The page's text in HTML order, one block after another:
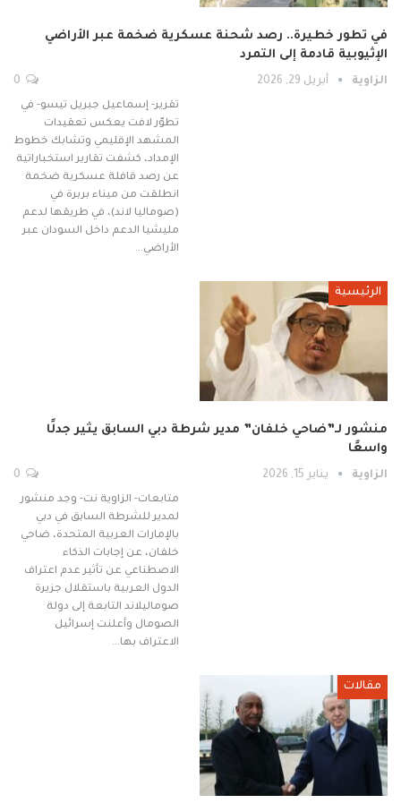
في تطور خطيرة.. رصد شحنة عسكرية ضخمة عبر الأراضي
الإثيوبية قادمة إلى التمرد
الزاوية أبريل 29, 2026
تقرير- إسماعيل جبريل تيسو- في
تطوّر لافت يعكس تعقيدات
المشهد الإقليمي وتشابك خطوط
الإمداد، كشفت تقارير استخباراتية
عن رصد قافلة عسكرية ضخمة
انطلقت من ميناء بربرة في
(صوماليا لاند)، في طريقها لدعم
مليشيا الدعم داخل السودان عبر
الأراضي…
الرئيسية
منشور لـ”ضاحي خلفان” مدير شرطة دبي السابق يثير جدلًا
واسعًا
الزاوية يناير 15, 2026
متابعات- الزاوية نت- وجد منشور
لمدير للشرطة السابق في دبي
بالإمارات العربية المتحدة، ضاحي
خلفان، عن إجابات الذكاء
الاصطناعي عن تأثير عدم اعتراف
الدول العربية باستقلال جزيرة
صوماليلاند التابعة إلى دولة
الصومال وأعلنت إسرائيل
الاعتراف بها…
مقالات